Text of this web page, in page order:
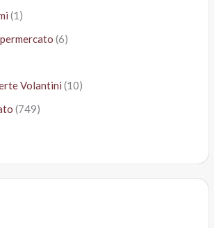
(1)
(6)
Volantini (10)
(749)